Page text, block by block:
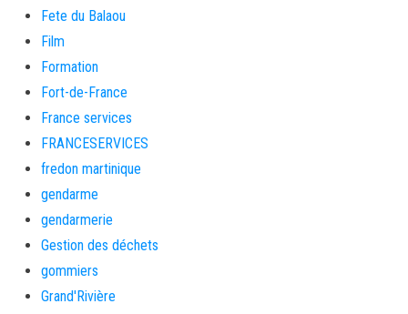
Fete du Balaou
Film
Formation
Fort-de-France
France services
FRANCESERVICES
fredon martinique
gendarme
gendarmerie
Gestion des déchets
gommiers
Grand'Rivière